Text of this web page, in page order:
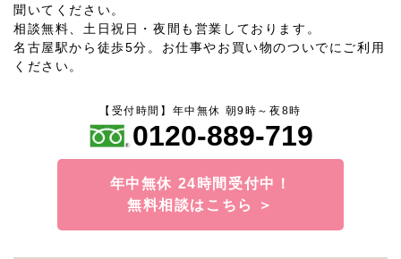
聞いてください。
相談無料、土日祝日・夜間も営業しております。
名古屋駅から徒歩5分。お仕事やお買い物のついでにご利用
ください。
【受付時間】年中無休 朝9時～夜8時
0120-889-719
年中無休 24時間受付中！
無料相談はこちら ＞